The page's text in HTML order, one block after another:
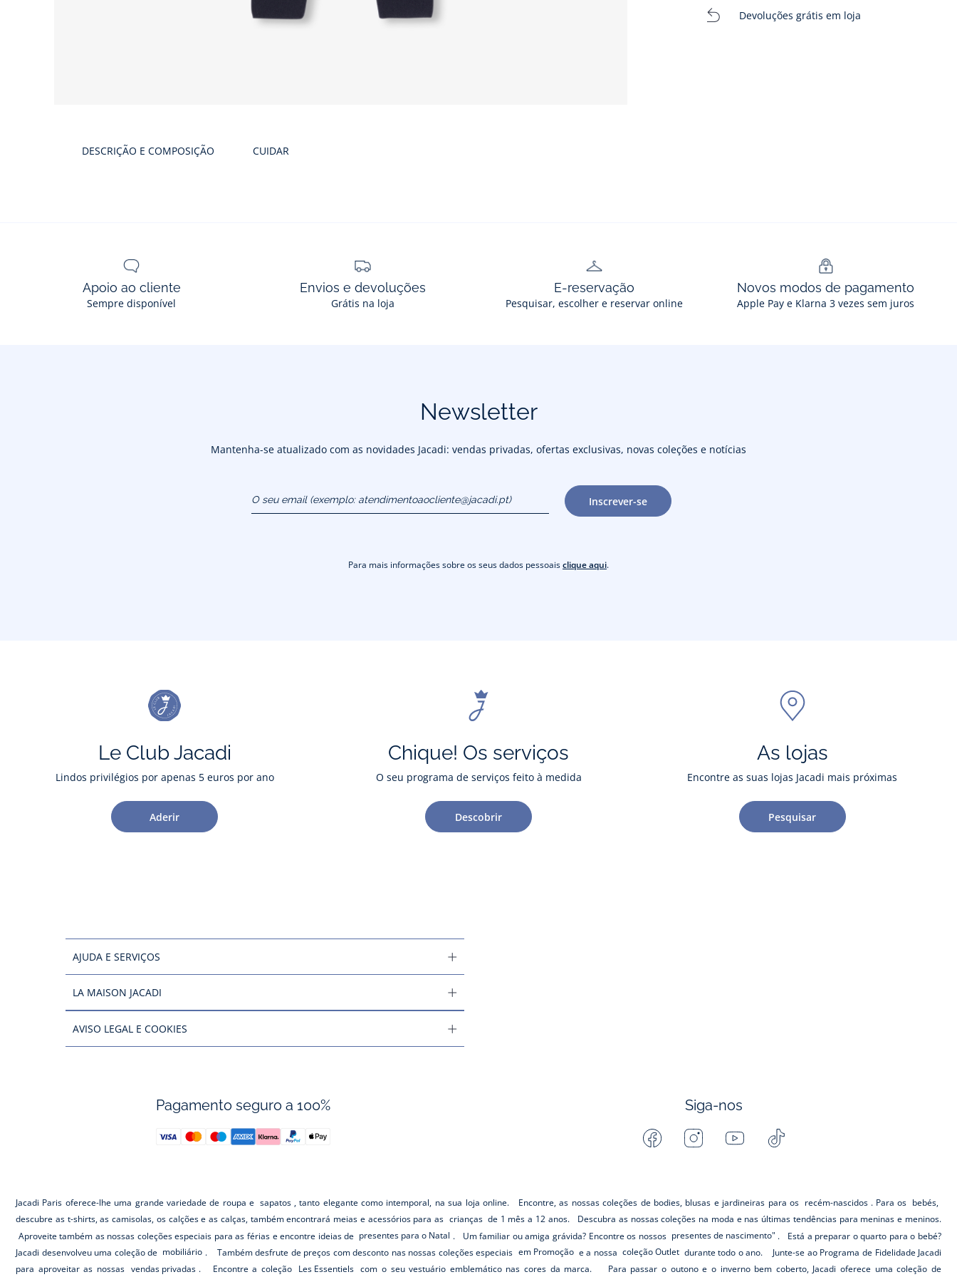
Devoluções grátis em loja
DESCRIÇÃO E COMPOSIÇÃO CUIDAR
Apoio ao cliente
Sempre disponível
Envios e devoluções
Grátis na loja
E-reservação
Pesquisar, escolher e reservar online
Novos modos de pagamento
Apple Pay e Klarna 3 vezes sem juros
Newsletter
Mantenha-se atualizado com as novidades Jacadi: vendas privadas, ofertas exclusivas, novas coleções e notícias
atendimentoaocliente@jacadi.pt)
Inscrever-se
Para mais informações sobre os seus dados pessoaisclique aqui.
Le Club Jacadi
Lindos privilégios por apenas 5 euros por ano
Aderir
Chique! Os serviços
O seu programa de serviços feito à medida
Descobrir
As lojas
Encontre as suas lojas Jacadi mais próximas
Pesquisar
AJUDA E SERVIÇOS
LA MAISON JACADI
AVISO LEGAL E COOKIES
Pagamento seguro a 100% Siga-nos
FacebookInstagramYoutube
Jacadi Paris oferece-lhe uma grande variedade de roupa e sapatos , tanto elegante como intemporal, na sua loja online. Encontre, as nossas coleções de bodies, blusas e jardineiras para os recém-nascidos . Para os bebés,
descubre as t-shirts, as camisolas, os calções e as calças, também encontrará meias e acessórios para as crianças de 1 mês a 12 anos. Descubra as nossas coleções na moda e nas últimas tendências para meninas e meninos.
Aproveite também as nossas coleções especiais para as férias e encontre ideias de presentes para o Natal . Um familiar ou amiga grávida? Encontre os nossos presentes de nascimento" . Está a preparar o quarto para o bebé?
Jacadi desenvolveu uma coleção de mobiliário . Também desfrute de preços com desconto nas nossas coleções especiais em Promoção e a nossa coleção Outlet durante todo o ano. Junte-se ao Programa de Fidelidade Jacadi
para aproveitar as nossas vendas privadas . Encontre a coleção Les Essentiels com o seu vestuário emblemático nas cores da marca. Para passar o outono e o inverno bem coberto, Jacadi oferece uma coleção de